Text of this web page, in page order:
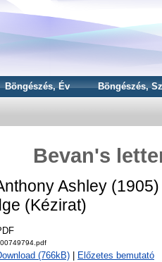
Böngészés, Év Böngészés,
Bevan's
Ashley
(Kézirat)
(766kB) Előzetes bemutató